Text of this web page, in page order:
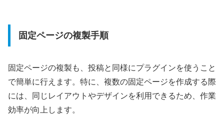
固定ページの複製手順
固定ページの複製も、投稿と同様にプラグインを使うこと
で簡単に行えます。特に、複数の固定ページを作成する際
には、同じレイアウトやデザインを利用できるため、作業
効率が向上します。